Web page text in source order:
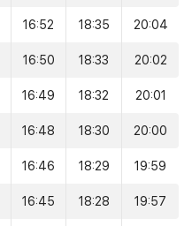
16:52 18:35 20:04
16:50 18:33 20:02
16:49 18:32 20:01
16:48 18:30 20:00
16:46 18:29 19:59
16:45 18:28 19:57